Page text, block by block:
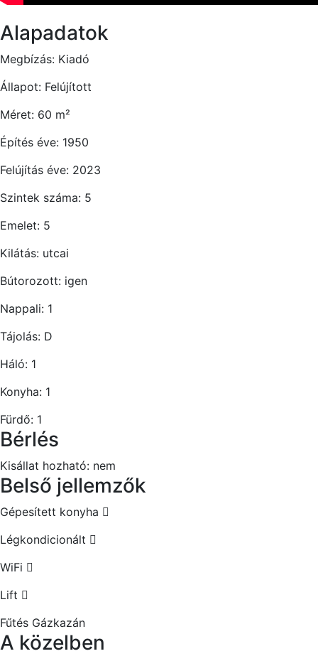
Alapadatok
Megbízás: Kiadó
Állapot: Felújított
Méret: 60 m²
Építés éve: 1950
Felújítás éve: 2023
Szintek száma: 5
Emelet: 5
Kilátás: utcai
Bútorozott: igen
Nappali: 1
Tájolás: D
Háló: 1
Konyha: 1
Fürdő: 1
Bérlés
Kisállat hozható: nem
Belső jellemzők
Gépesített konyha
Légkondicionált
WiFi
Lift
Fűtés Gázkazán
A közelben